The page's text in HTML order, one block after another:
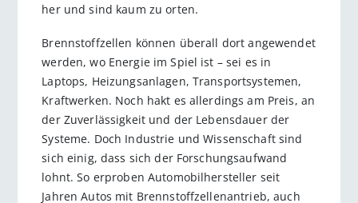
her und sind kaum zu orten.
Brennstoffzellen können überall dort angewendet
werden, wo Energie im Spiel ist – sei es in
Laptops, Heizungsanlagen, Transportsystemen,
Kraftwerken. Noch hakt es allerdings am Preis, an
der Zuverlässigkeit und der Lebensdauer der
Systeme. Doch Industrie und Wissenschaft sind
sich einig, dass sich der Forschungsaufwand
lohnt. So erproben Automobilhersteller seit
Jahren Autos mit Brennstoffzellenantrieb, auch